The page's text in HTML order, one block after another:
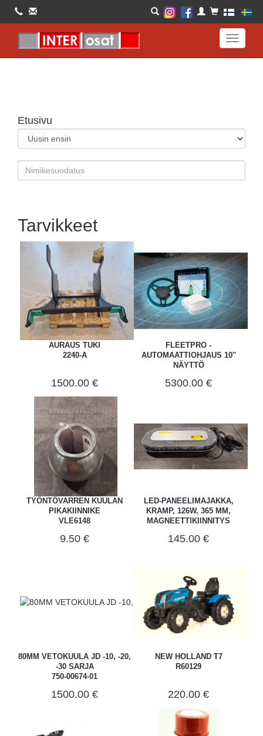
Toggle
Etusivu
Tarvikkeet
AURAUS TUKI
2240-A
1500.00 €
FLEETPRO -
AUTOMAATTIOHJAUS 10''
NÄYTTÖ
5300.00 €
TYÖNTÖVARREN KUULAN
PIKAKIINNIKE
VLE6148
9.50 €
LED-PANEELIMAJAKKA,
KRAMP, 126W, 365 MM,
MAGNEETTIKIINNITYS
145.00 €
80MM VETOKUULA JD -10, -20,
-30 SARJA
750-00674-01
1500.00 €
NEW HOLLAND T7
R60129
220.00 €